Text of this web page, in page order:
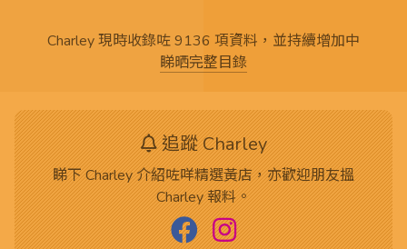
Charley 現時收錄咗 9136 項資料，並持續增加中
睇晒完整目錄
追蹤 Charley
睇下 Charley 介紹咗咩精選黃店，亦歡迎朋友搵
Charley 報料。